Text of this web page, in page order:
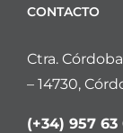
CONTACTO
Ctra.
– 14730,
(+34) 957 63